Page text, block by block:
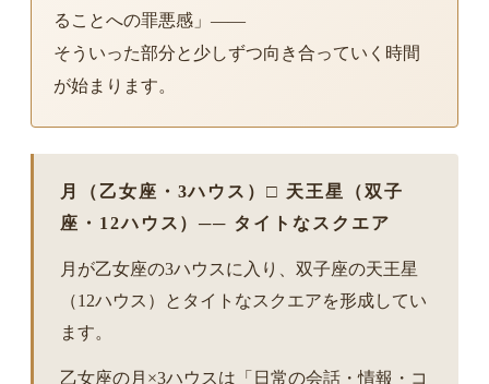
ることへの罪悪感」——
そういった部分と少しずつ向き合っていく時間
が始まります。
月（乙女座・3ハウス）□ 天王星（双子
座・12ハウス）── タイトなスクエア
月が乙女座の3ハウスに入り、双子座の天王星
（12ハウス）とタイトなスクエアを形成してい
ます。
乙女座の月×3ハウスは「日常の会話・情報・コ